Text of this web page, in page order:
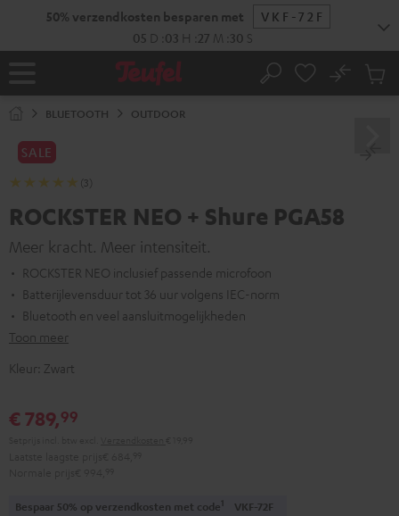
50% verzendkosten besparen met
VKF-72F
05 D 03 H 27 M 29 S
Home Zoeken
No
BLUETOOTH OUTDOOR
SALE
(3)
ROCKSTER NEO + Shure PGA58
Meer kracht. Meer intensiteit.
ROCKSTER NEO inclusief passende microfoon
Batterijlevensduur tot 36 uur volgens IEC-norm
Bluetooth en veel aansluitmogelijkheden
Toon meer
Kleur: Zwart
€ 789,99
Bespaar 50% op verzendkosten met code1 VKF-72F